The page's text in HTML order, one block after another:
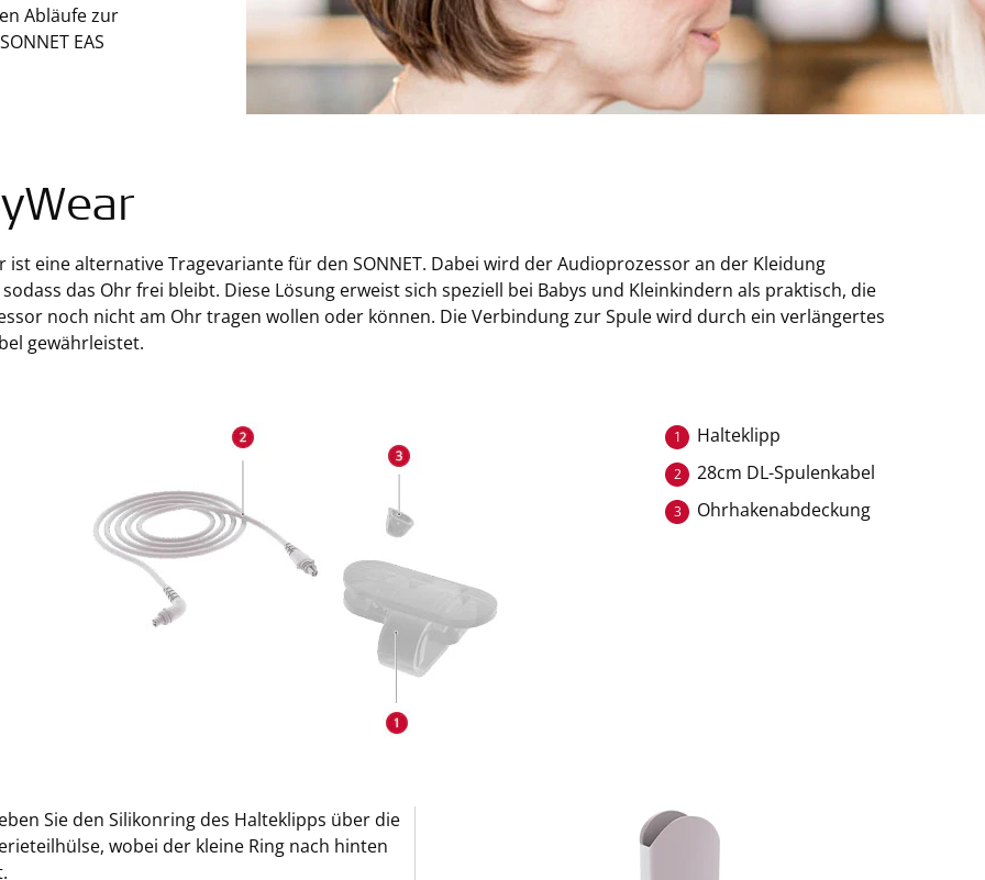
Abläufe zur
EAS
ist eine alternative Tragevariante für den SONNET. Dabei wird der Audioprozessor an der Kleidung
das Ohr frei bleibt. Diese Lösung erweist sich speziell bei Babys und Kleinkindern als praktisch, die
noch nicht am Ohr tragen wollen oder können. Die Verbindung zur Spule wird durch ein verlängertes
gewährleistet.
1 Halteklipp
2 28cm DL-Spulenkabel
3 Ohrhakenabdeckung
Sie den Silikonring des Halteklipps über die
wobei der kleine Ring nach hinten